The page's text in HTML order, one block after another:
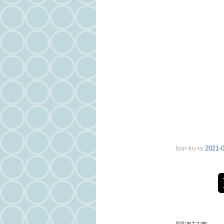
bon-ku-ra 2021-